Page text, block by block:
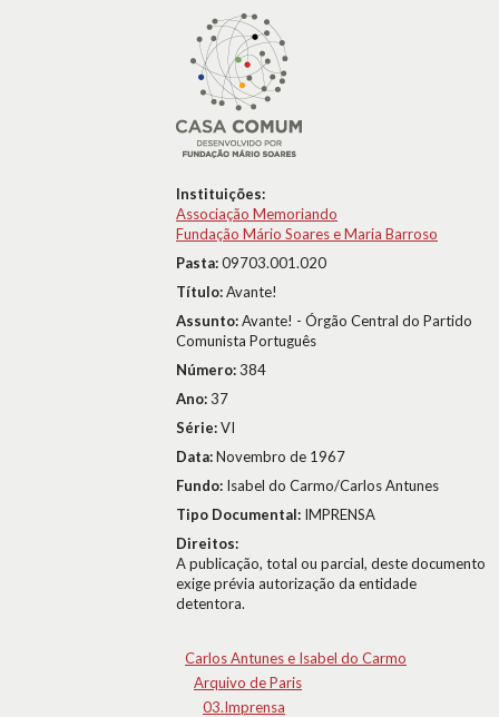
Instituições:
Associação Memoriando
Fundação Mário Soares e Maria Barroso
Pasta:09703.001.020
Título:Avante!
Assunto:Avante! - Órgão Central do Partido
Comunista Português
Número:384
Ano:37
Série:VI
Data:Novembro de 1967
Fundo: Isabel do Carmo/Carlos Antunes
Tipo Documental: IMPRENSA
Direitos:
A publicação, total ou parcial, deste documento
exige prévia autorização da entidade
detentora.
Carlos Antunes e Isabel do Carmo
Arquivo de Paris
03.Imprensa